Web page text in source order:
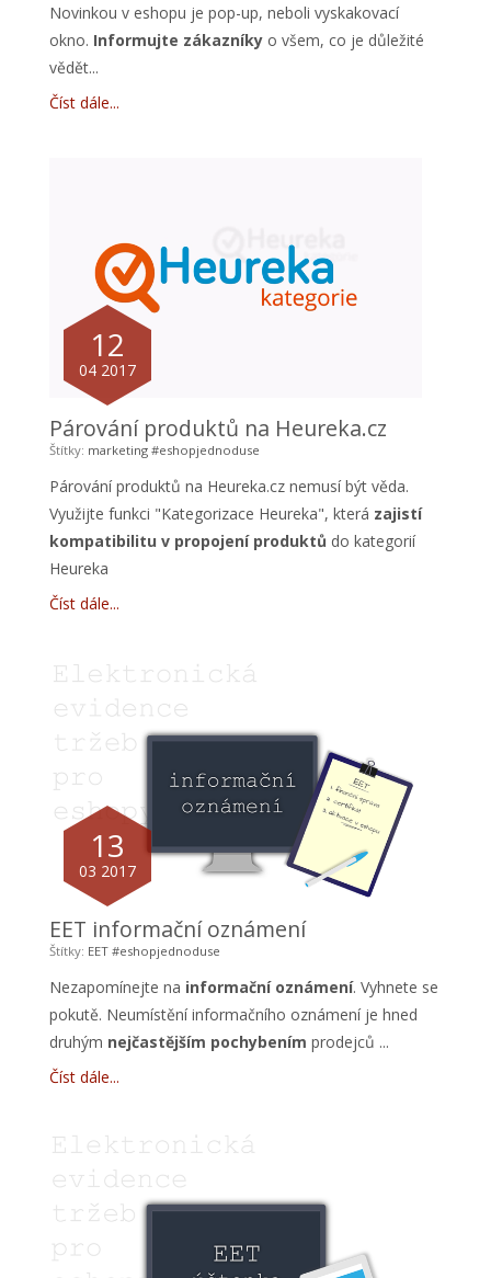
Novinkou v eshopu je pop-up, neboli vyskakovací
okno. Informujte zákazníky o všem, co je důležité
vědět...
Číst dále
12
04 2017
Párování produktů na Heureka.cz
Štítky: marketing #eshopjednoduse
Párování produktů na Heureka.cz nemusí být věda.
Využijte funkci "Kategorizace Heureka", která zajistí
kompatibilitu v propojení produktů do kategorií
Heureka
Číst dále
13
03 2017
EET informační oznámení
Štítky: EET #eshopjednoduse
Nezapomínejte na informační oznámení. Vyhnete se
pokutě. Neumístění informačního oznámení je hned
druhým nejčastějším pochybením prodejců ...
Číst dále